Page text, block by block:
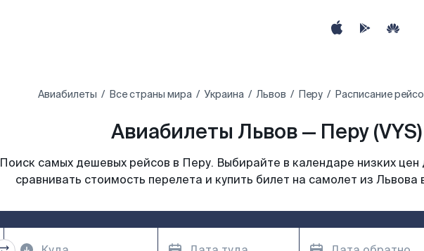
Авиабилеты Все страны мира Украина Львов Перу Расписание
Авиабилеты Львов — Перу (VYS)
Поиск самых дешевых рейсов в Перу. Выбирайте в календаре низких цен
сравнивать стоимость перелета и купить билет на самолет из Львова